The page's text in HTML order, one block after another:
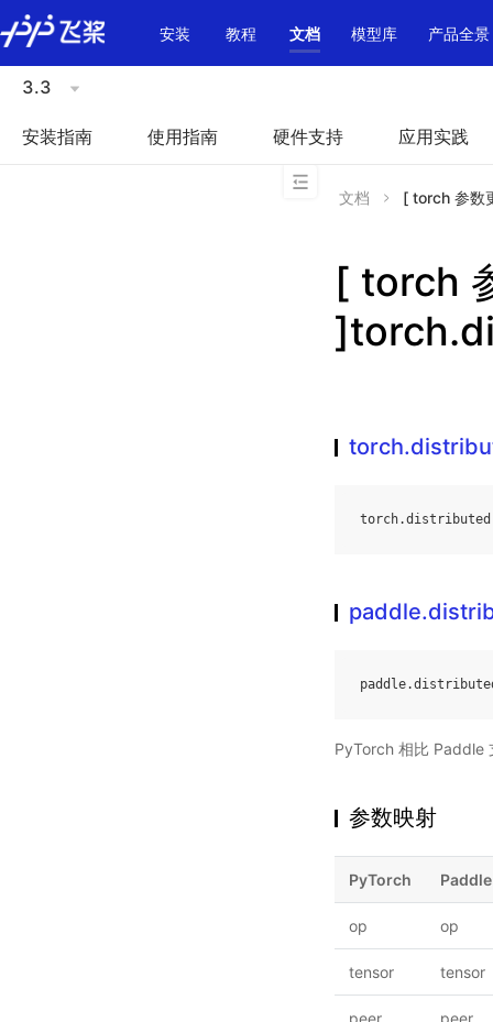
\u200E
安装
教程 文档 模型库 产品全景
3.3
安装指南 使用指南 硬件支持 应用实践
文档 [ torch 参数
[ torch
torch.distributed
paddle.
PyTorch 相比 Paddle
参数映射
PyTorch
op op
tensor tensor
peer peer